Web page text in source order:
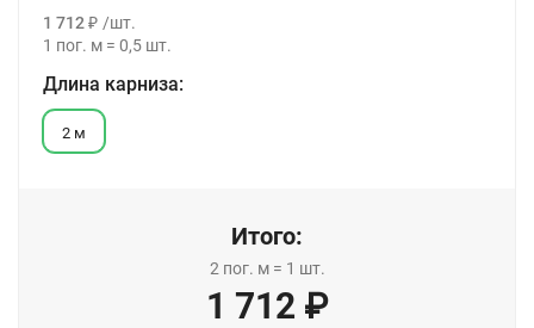
1 712 ₽ /шт.
1 пог. м = 0,5 шт.
Длина карниза:
2 м
Итого:
2 пог. м= 1 шт.
1 712 ₽